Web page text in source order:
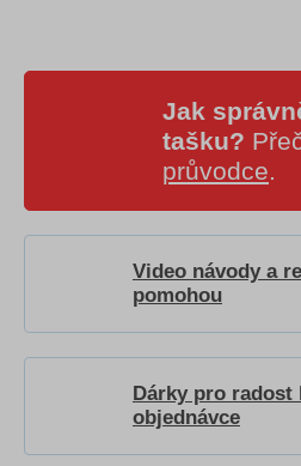
Jak
tašku?
průvodce.
Video návody a
pomohou
Dárky pro radost
objednávce